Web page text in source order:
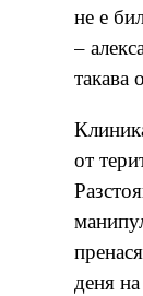
не е
–
такава
от
деня